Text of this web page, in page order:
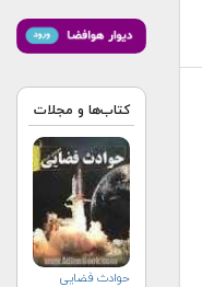
کتاب‌ها و مجلات
حوادث فضایی